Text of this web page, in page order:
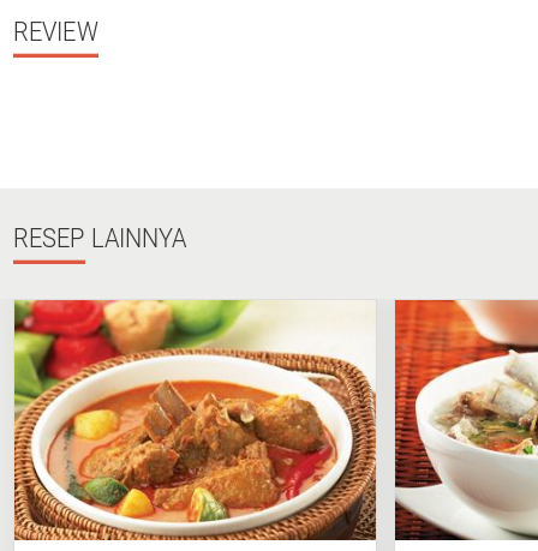
REVIEW
RESEP LAINNYA